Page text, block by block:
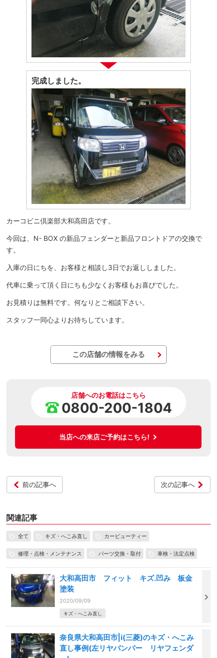
完成しました。
カーコビニ倶楽部大和高田店です。
今回は、N- BOX の新品フェンダーと新品フロントドアの交換で
す。
入庫の日にちを、お客様と相談し3日でお返ししました。
代車に乗って頂く日にちも少なくお客様もお喜びでした。
お見積りは無料です。何なりとご相談下さい。
スタッフ一同心よりお待ちしています。
この店舗の情報をみる
店舗へのお電話はこちら
0800-200-1804
当店への来店ご予約はこちら!
前の記事へ 次の記事へ
関連記事
全て キズ・へこみ直し カービューティー
修理・点検・メンテナンス パーツ交換・取付 車検・法定点検
大和高田市 フィット キズ.凹み 板金
塗装
2020/09/09
キズ・へこみ直し
奈良県大和高田市|i(三菱)のキズ・へこみ
直し事例(左リヤバンパー リヤフェンダ